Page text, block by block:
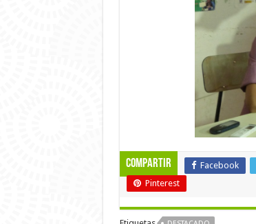
Compartir Facebook
Pinterest